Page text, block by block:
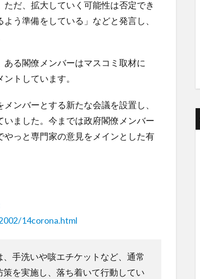
だ、拡大していく可能性は否定でき
う準備をしている」などと発言し、
る閣僚メンバーはマスコミ取材に
トしています。
ンバーとする新たな会議を設置し、
ました。今までは政府閣僚メンバー
っと専門家の意見をメインとした有
14corona.html
手洗いや咳エチケットなど、通常
を実施し、落ち着いて行動してい